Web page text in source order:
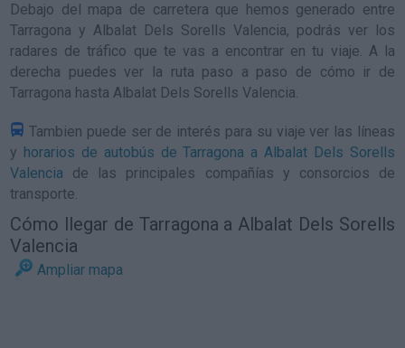
Debajo del mapa de carretera que hemos generado entre
Tarragona y Albalat Dels Sorells Valencia, podrás ver los
radares de tráfico que te vas a encontrar en tu viaje. A la
derecha puedes ver la ruta paso a paso de cómo ir de
Tarragona hasta Albalat Dels Sorells Valencia.
Tambien puede ser de interés para su viaje ver las líneas
y horarios de autobús de Tarragona a Albalat Dels Sorells
Valencia de las principales compañías y consorcios de
transporte.
Cómo llegar de Tarragona a Albalat Dels Sorells
Valencia
Ampliar mapa